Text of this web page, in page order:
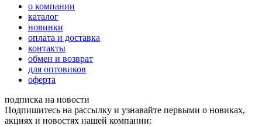
о компании
каталог
новинки
оплата и доставка
контакты
обмен и возврат
для оптовиков
оферта
подписка на новости
Подпишитесь на рассылку и узнавайте первыми о новиках,
акциях и новостях нашей компании: